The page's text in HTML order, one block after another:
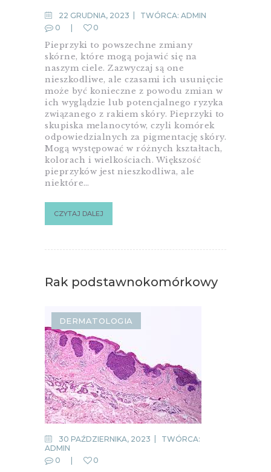
22 GRUDNIA, 2023 TWÓRCA: ADMIN
0
0
Pieprzyki to powszechne zmiany
skórne, które mogą pojawić się na
naszym ciele. Zazwyczaj są one
nieszkodliwe, ale czasami ich usunięcie
może być konieczne z powodu zmian w
ich wyglądzie lub potencjalnego ryzyka
związanego z rakiem skóry. Pieprzyki to
skupiska melanocytów, czyli komórek
odpowiedzialnych za pigmentację skóry.
Mogą występować w różnych kształtach,
kolorach i wielkościach. Większość
pieprzyków jest nieszkodliwa, ale
niektóre…
CZYTAJ DALEJ
Rak podstawnokomórkowy
DERMATOLOGIA
30 PAŹDZIERNIKA, 2023
TWÓRCA:
ADMIN
0
0